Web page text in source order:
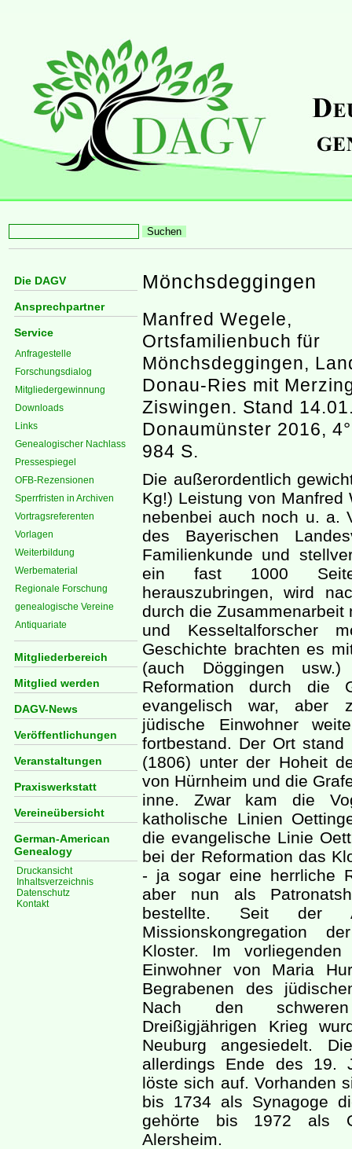
Die DAGV
Ansprechpartner
Service
Anfragestelle
Forschungsdialog
Mitgliedergewinnung
Downloads
Links
Genealogischer Nachlass
Pressespiegel
OFB-Rezensionen
Sperrfristen in Archiven
Vortragsreferenten
Vorlagen
Weiterbildung
Werbematerial
Regionale Forschung
genealogische Vereine
Antiquariate
Mitgliederbereich
Mitglied werden
DAGV-News
Veröffentlichungen
Veranstaltungen
Praxiswerkstatt
Vereineübersicht
German-American
Genealogy
Druckansicht
Inhaltsverzeichnis
Datenschutz
Kontakt
Mönchsdeggingen
Manfred Wegele,
Ortsfamilienbuch für
Mönchsdeggingen,
Donau-Ries mit
Ziswingen. Stand
Donaumünster 2016,
984 S.
Die außerordentlich
Kg!) Leistung von Manfred
nebenbei auch noch u. a.
des Bayerischen
Familienkunde und
ein fast 1000
herauszubringen, wird
durch die Zusammenarbeit
und Kesseltalforscher
Geschichte brachten es
(auch Döggingen
Reformation durch die
evangelisch war, aber
jüdische Einwohner
fortbestand. Der Ort
(1806) unter der Hoheit
von Hürnheim und die
inne. Zwar kam die
katholische Linien
die evangelische Linie
bei der Reformation das
- ja sogar eine herrliche
aber nun als
bestellte. Seit der
Missionskongregation
Kloster. Im
Einwohner von Maria
Begrabenen des
Nach den schweren
Dreißigjährigen Krieg
Neuburg angesiedelt.
allerdings Ende des 19.
löste sich auf. Vorhanden
bis 1734 als Synagoge
gehörte bis 1972 als
Alersheim.